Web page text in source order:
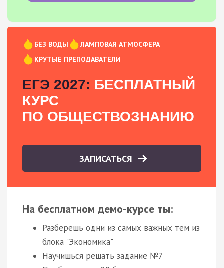
БЕЗ ВОДЫ
ЛАМПОВАЯ АТМОСФЕРА
КРУТЫЕ ПРЕПОДАВАТЕЛИ
ЕГЭ 2027: БЕСПЛАТНЫЙ
КУРС
ПО ОБЩЕСТВОЗНАНИЮ
ЗАПИСАТЬСЯ
На бесплатном демо-курсе ты:
Разберешь одни из самых важных тем из
блока "Экономика"
Научишься решать задание №7